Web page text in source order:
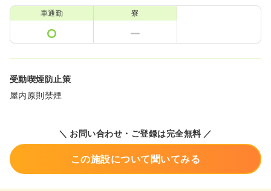
車通勤 寮
受動喫煙防止策
屋内原則禁煙
＼ お問い合わせ・ご登録は完全無料 ／
この施設について聞いてみる